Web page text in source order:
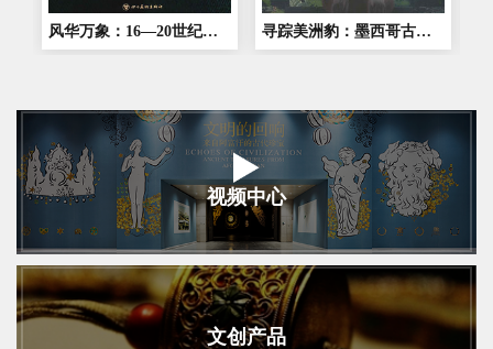
风华万象：16—20世纪典藏珍品艺术展 寻踪美洲豹：墨西哥古代文明
视频中心
文创产品